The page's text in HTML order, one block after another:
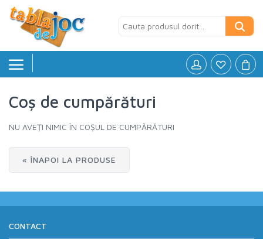
Board games »
Jocuri logice »
Petreceri si Aniversari
Coș de cumpărături
NU AVEȚI NIMIC ÎN COȘUL DE CUMPĂRĂTURI
« ÎNAPOI LA PRODUSE
CONTACT